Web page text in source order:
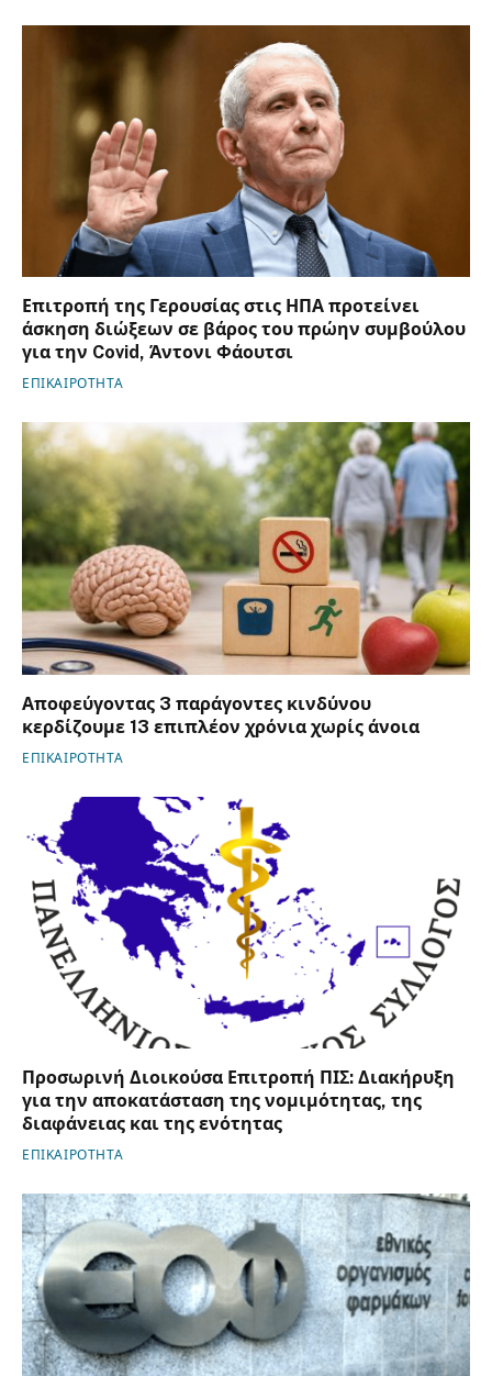
Επιτροπή της Γερουσίας στις ΗΠΑ προτείνει
άσκηση διώξεων σε βάρος του πρώην συμβούλου
για την Covid, Άντονι Φάουτσι
ΕΠΙΚΑΙΡΟΤΗΤΑ
Αποφεύγοντας 3 παράγοντες κινδύνου
κερδίζουμε 13 επιπλέον χρόνια χωρίς άνοια
ΕΠΙΚΑΙΡΟΤΗΤΑ
Προσωρινή Διοικούσα Επιτροπή ΠΙΣ: Διακήρυξη
για την αποκατάσταση της νομιμότητας, της
διαφάνειας και της ενότητας
ΕΠΙΚΑΙΡΟΤΗΤΑ